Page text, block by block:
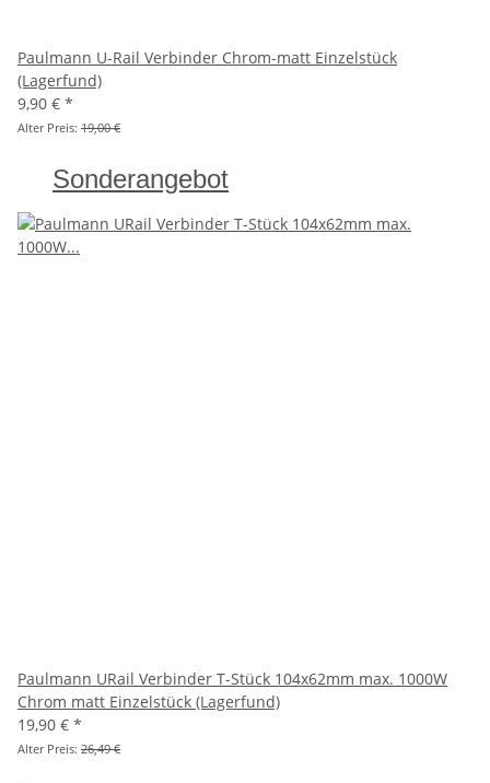
Paulmann U-Rail Verbinder Chrom-matt Einzelstück
(Lagerfund)
9,90 € *
Alter Preis: 19,00 €
Sonderangebot
Paulmann URail Verbinder T-Stück 104x62mm max. 1000W
Chrom matt Einzelstück (Lagerfund)
19,90 € *
Alter Preis: 26,49 €